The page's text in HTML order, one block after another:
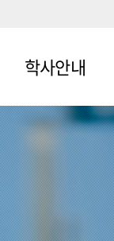
학사안내
교육과정
교과목
로드맵
학사일정